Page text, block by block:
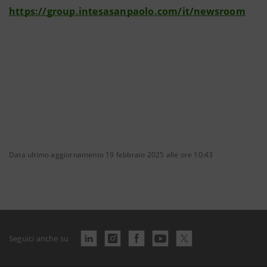
https://group.intesasanpaolo.com/it/newsroom
Data ultimo aggiornamento 19 febbraio 2025 alle ore 10:43
Seguici anche su